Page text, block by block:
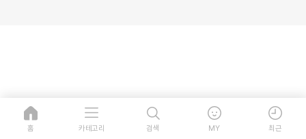
홈 카테고리 검색 MY 최근